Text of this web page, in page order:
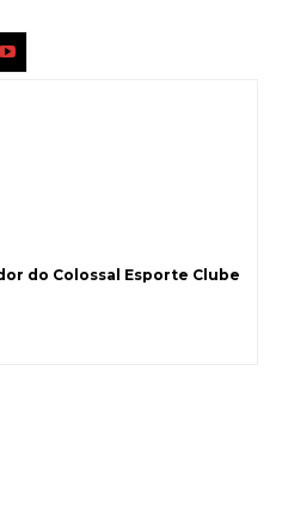
do Colossal Esporte Clube